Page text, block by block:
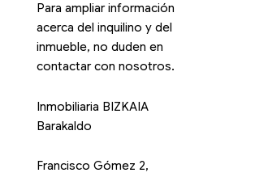
Para ampliar información
acerca del inquilino y del
inmueble, no duden en
contactar con nosotros.
Inmobiliaria BIZKAIA
Barakaldo
Francisco Gómez 2,